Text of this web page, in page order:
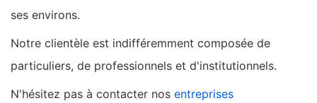
ses environs.
Notre clientèle est indifféremment composée de
particuliers, de professionnels et d'institutionnels.
N'hésitez pas à contacter nos entreprises